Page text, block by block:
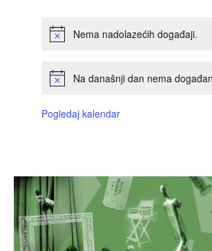
Nema nadolazećih događaji.
Na današnji dan nema
Pogledaj kalendar